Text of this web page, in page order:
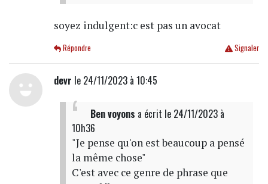
soyez indulgent:c est pas un avocat
Signaler
Répondre
devr le 24/11/2023 à 10:45
Ben voyons a écrit le 24/11/2023 à
10h36
"Je pense qu'on est beaucoup a pensé
la même chose"
C'est avec ce genre de phrase que